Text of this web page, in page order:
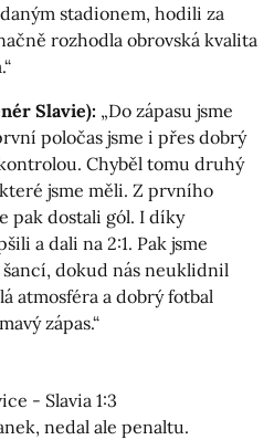
stadionem, hodili za
rozhodla obrovská kvalita
Slavie): „Do zápasu jsme
poločas jsme i přes dobrý
Chyběl tomu druhý
jsme měli. Z prvního
pak dostali gól. I díky
a dali na 2:1. Pak jsme
dokud nás neuklidnil
atmosféra a dobrý fotbal
zápas.“
- Slavia 1:3
nedal ale penaltu.